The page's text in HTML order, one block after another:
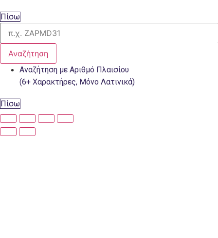
Πίσω
Αναζήτηση
Αναζήτηση με Αριθμό Πλαισίου
(6+ Χαρακτήρες, Μόνο Λατινικά)
Πίσω